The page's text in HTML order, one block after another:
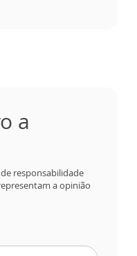
a
responsabilidade
a opinião